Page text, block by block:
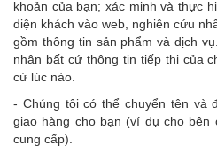
khoản của bạn; xác minh và thực
diện khách vào web, nghiên cứu
gồm thông tin sản phẩm và dịch
nhận bất cứ thông tin tiếp thị của
cứ lúc nào.
- Chúng tôi có thể chuyển tên và
giao hàng cho bạn (ví dụ cho bên
cung cấp).